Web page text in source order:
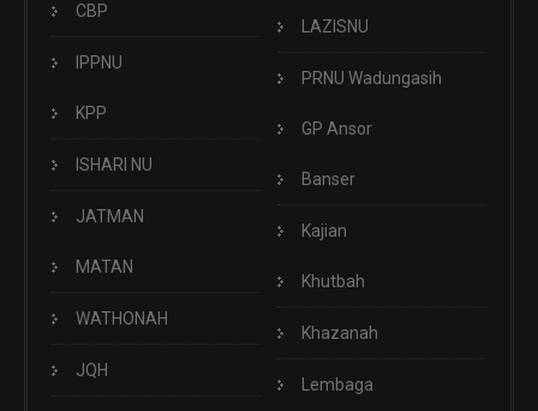
CBP
IPPNU
KPP
ISHARI NU
JATMAN
MATAN
WATHONAH
JQH
LAZISNU
PRNU Wadungasih
GP Ansor
Banser
Kajian
Khutbah
Khazanah
Lembaga